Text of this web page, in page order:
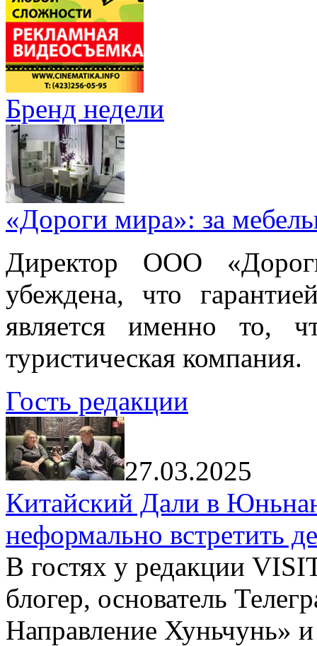
Бренд недели
«Дороги мира»: за
Директор ООО
убеждена, что
является именно то,
туристическая компания.
Гость редакции
27.03.2025
Китайский Дали в
неформально встретить
В гостях у редакции
блогер, основатель
Направление Хуньчунь»